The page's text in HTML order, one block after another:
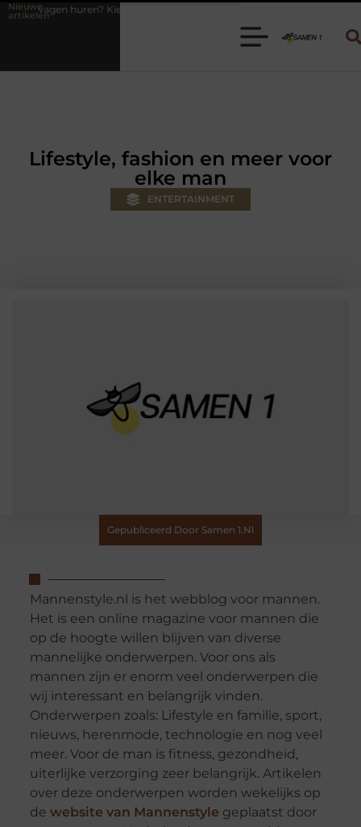
Nieuwe
artikelen
de juiste aanhanger voor jouw klus
Lifestyle, fashion en meer voor
elke man
ENTERTAINMENT
Gepubliceerd Door Samen 1.nl
Mannenstyle.nl is het webblog voor mannen.
Het is een online magazine voor mannen die
op de hoogte willen blijven van diverse
mannelijke onderwerpen. Voor ons als
mannen zijn er enorm veel onderwerpen die
wij interessant en belangrijk vinden.
Onderwerpen zoals: Lifestyle en familie, sport,
nieuws, herenmode, technologie en nog veel
meer. Voor de man is fitness, gezondheid,
uiterlijke verzorging zeer belangrijk. Artikelen
over deze onderwerpen worden wekelijks op
de website van Mannenstyle geplaatst door